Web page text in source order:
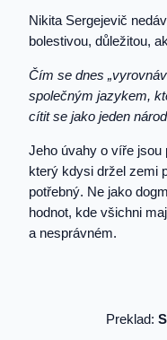
Nikita Sergejevič
bolestivou, důležitou,
Čím se dnes
společným jazykem,
cítit se jako jeden
Jeho úvahy o víře jsou
který kdysi držel zemi
potřebný. Ne jako
hodnot, kde všichni
a nesprávném.
Preklad: